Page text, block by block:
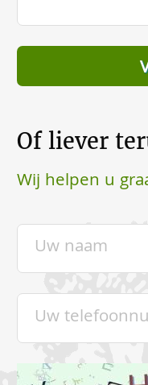
Of liever
Wij helpen u